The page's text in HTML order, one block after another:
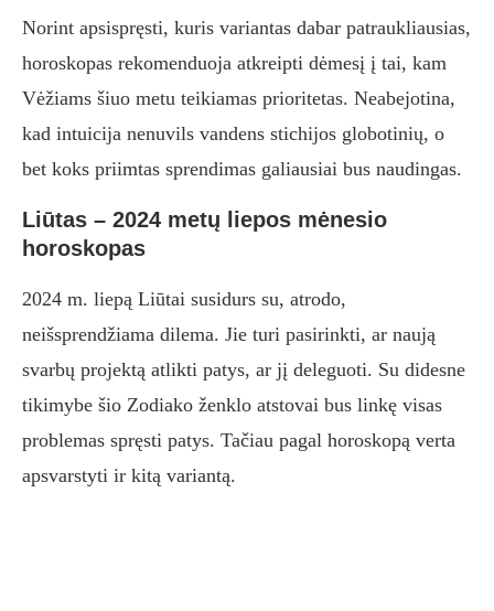
Norint apsispręsti, kuris variantas dabar patraukliausias,
horoskopas rekomenduoja atkreipti dėmesį į tai, kam
Vėžiams šiuo metu teikiamas prioritetas. Neabejotina,
kad intuicija nenuvils vandens stichijos globotinių, o
bet koks priimtas sprendimas galiausiai bus naudingas.
Liūtas – 2024 metų liepos mėnesio
horoskopas
2024 m. liepą Liūtai susidurs su, atrodo,
neišsprendžiama dilema. Jie turi pasirinkti, ar naują
svarbų projektą atlikti patys, ar jį deleguoti. Su didesne
tikimybe šio Zodiako ženklo atstovai bus linkę visas
problemas spręsti patys. Tačiau pagal horoskopą verta
apsvarstyti ir kitą variantą.